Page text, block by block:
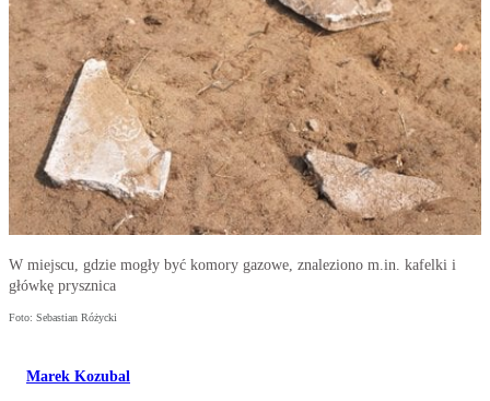
W miejscu, gdzie mogły być komory gazowe, znaleziono m.in. kafelki i
główkę prysznica
Foto: Sebastian Różycki
Marek Kozubal